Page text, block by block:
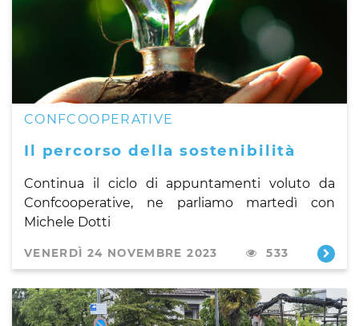
CONFCOOPERATIVE
Il percorso della sostenibilità
Continua il ciclo di appuntamentivoluto da
Confcooperative, ne parliamo martedì con
Michele Dotti
VENERDÌ 24 NOVEMBRE 2023 533